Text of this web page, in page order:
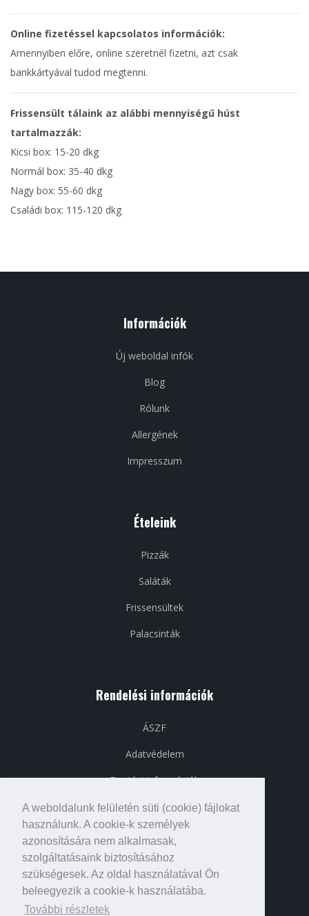
A weboldalunk felületén süti (cookie) fájlokat
használunk. A cookie-k személyek
azonosítására nem alkalmasak,
szolgáltatásaink biztosításához
szükségesek. Az oldal használatával Ön
beleegyezik a cookie-k használatába.
További részletek
Online fizetéssel kapcsolatos információk:
Amennyiben előre, online szeretnél fizetni, azt csak
bankkártyával tudod megtenni.
Frissensült tálaink az alábbi mennyiségű húst
tartalmazzák:
Kicsi box: 15-20 dkg
Normál box: 35-40 dkg
Nagy box: 55-60 dkg
Családi box: 115-120 dkg
Információk
Új weboldal infók
Blog
Rólunk
Allergének
Impresszum
Ételeink
Pizzák
Saláták
Frissensültek
Palacsinták
Rendelési információk
ÁSZF
Adatvédelem
Fizetési információk
Szállítási információk
Közösségi média